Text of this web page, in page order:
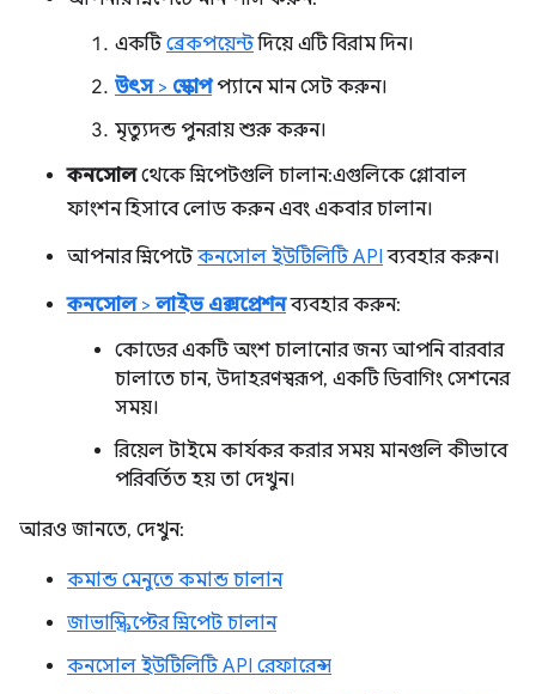
একটিব্রেকপয়েন্টদিয়ে এটি বিরাম দিন।
উৎস> স্কোপপ্যানে মান সেট করুন।
মৃত্যুদন্ড পুনরায় শুরু করুন।
কনসোলথেকে স্নিপেটগুলি চালান: এগুলিকে গ্লোবাল
ফাংশন হিসাবে লোড করুন এবং একবার চালান।
আপনার স্নিপেটেকনসোল ইউটিলিটি API ব্যবহার করুন।
কনসোল> লাইভ এক্সপ্রেশনব্যবহার করুন:
কোডের একটি অংশ চালানোর জন্য আপনি বারবার
চালাতে চান, উদাহরণস্বরূপ, একটি ডিবাগিং সেশনের
সময়।
রিয়েল টাইমে কার্যকর করার সময় মানগুলি কীভাবে
পরিবর্তিত হয় তা দেখুন।
আরও জানতে, দেখুন:
কমান্ড মেনুতে কমান্ড চালান
জাভাস্ক্রিপ্টের স্নিপেট চালান
কনসোল ইউটিলিটি API রেফারেন্স